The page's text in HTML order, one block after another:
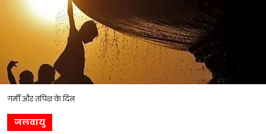
गर्मी और तपिश के दिन
जलवायु